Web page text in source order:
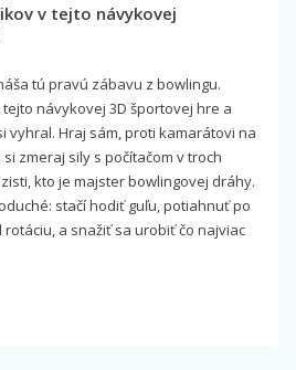
v tejto návykovej
tú pravú zábavu z bowlingu.
návykovej 3D športovej hre a
vyhral. Hraj sám, proti kamarátovi na
zmeraj sily s počítačom v troch
kto je majster bowlingovej dráhy.
stačí hodiť guľu, potiahnuť po
a snažiť sa urobiť čo najviac